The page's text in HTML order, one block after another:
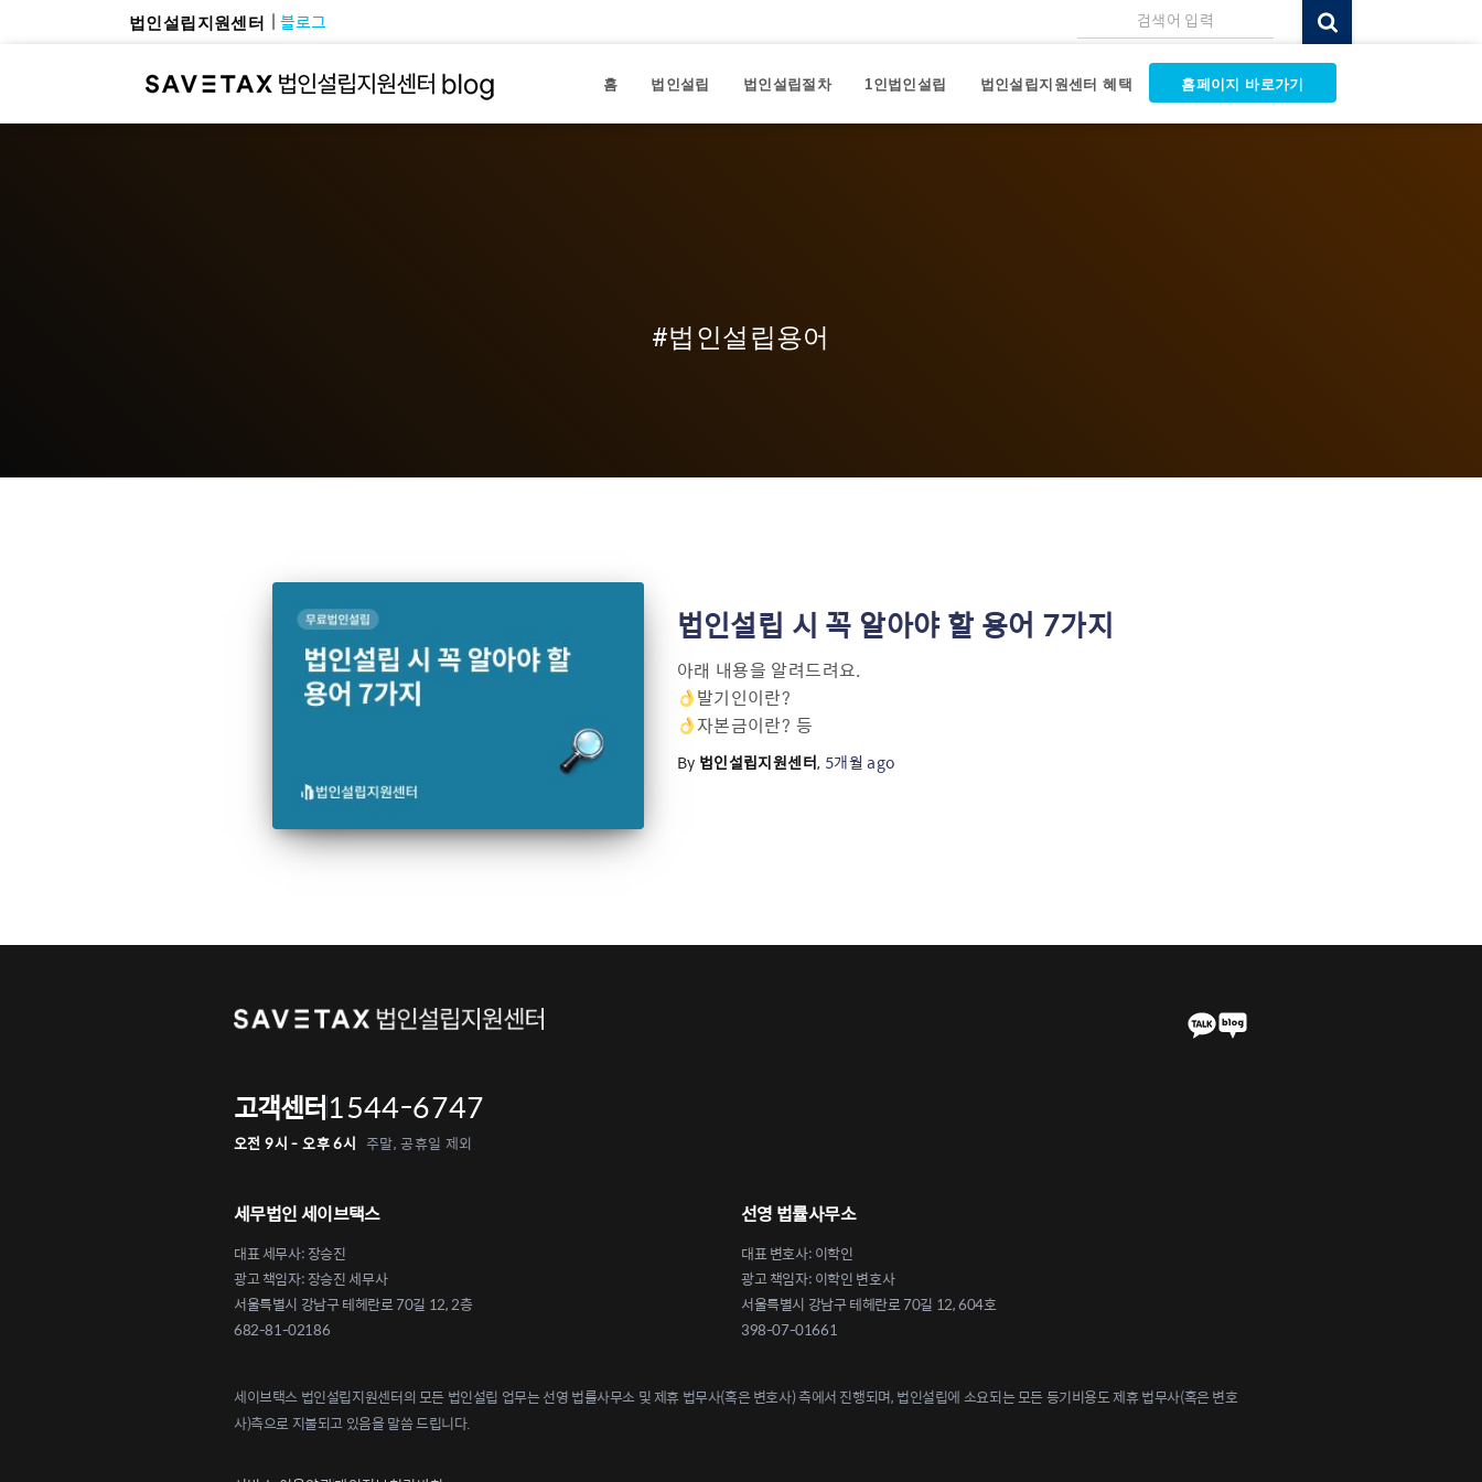
법인설립지원센터 블로그 검색어 입력
홈 법인설립 법인설립절차 1인법인설립 법인설립지원센터 혜택 홈페이지 바로가기
#법인설립용어
법인설립 시 꼭 알아야 할 용어 7가지
아래 내용을 알려드려요.
발기인이란?
자본금이란? 등
By 법인설립지원센터, 5개월 ago
고객센터1544-6747
오전 9시 - 오후 6시 주말, 공휴일 제외
세무법인 세이브택스
대표 세무사: 장승진
광고 책임자: 장승진 세무사
서울특별시 강남구 테헤란로 70길 12, 2층
682-81-02186
선영 법률사무소
대표 변호사: 이학인
광고 책임자: 이학인 변호사
서울특별시 강남구 테헤란로 70길 12, 604호
398-07-01661
세이브택스 법인설립지원센터의 모든 법인설립 업무는 선영 법률사무소 및 제휴 법무사(혹은 변호사) 측에서 진행되며, 법인설립에 소요되는 모든 등기비용도 제휴 법무사(혹은 변호
사)측으로 지불되고 있음을 말씀 드립니다.